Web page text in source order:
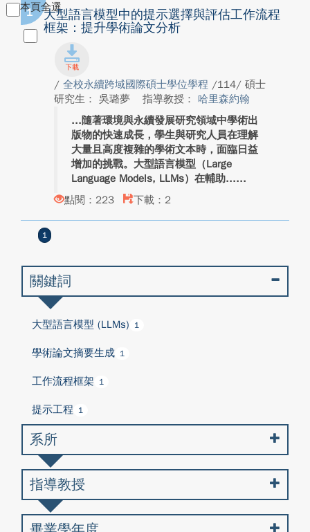
本頁全選
1
大型語言模型中的提示選擇與評估工作流程
框架：提升學術論文分析
/ 全校永續跨域國際碩士學位學程 /114/ 碩士
研究生： 吳璐夢
指導教授： 哈里森約翰
隨著環境與永續發展研究領域中學術出
版物的快速成長，學生與研究人員在理解
大量且高度複雜的學術文本時，面臨日益
增加的挑戰。大型語言模型（Large
Language Models, LLMs）在輔助...
點閱：223
下載：2
1
關鍵詞
大型語言模型 (LLMs) 1
學術論文摘要生成 1
工作流程框架 1
提示工程 1
系所
指導教授